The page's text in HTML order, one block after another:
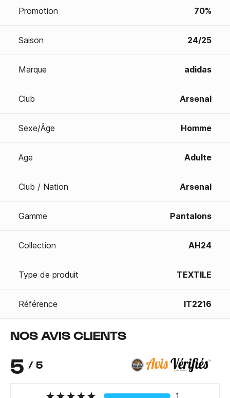
Promotion 70%
Saison 24/25
Marque adidas
Club Arsenal
Sexe/Âge Homme
Age Adulte
Club / Nation Arsenal
Gamme Pantalons
Collection AH24
Type de produit TEXTILE
Référence IT2216
NOS AVIS CLIENTS
5 / 5